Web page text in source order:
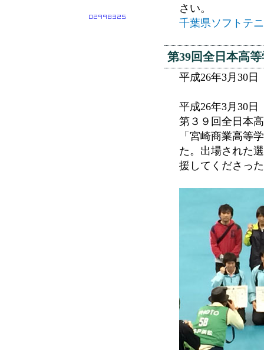
さい。
千葉県ソフトテ
第39回全日本高
平成26年3月30
平成26年3月30
第３９回全日本
「宮崎商業高等
た。出場された
援してくださっ